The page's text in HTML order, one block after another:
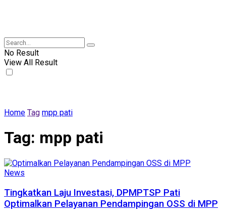
No Result
View All Result
Home Tag mpp pati
Tag: mpp pati
News
Tingkatkan Laju Investasi, DPMPTSP Pati
Optimalkan Pelayanan Pendampingan OSS di MPP